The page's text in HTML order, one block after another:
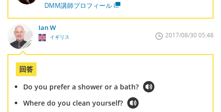
DMM講師プロフィール
Ian W
イギリス 2017/08/30 05:48
回答
Do you prefer a shower or a bath?
Where do you clean yourself?